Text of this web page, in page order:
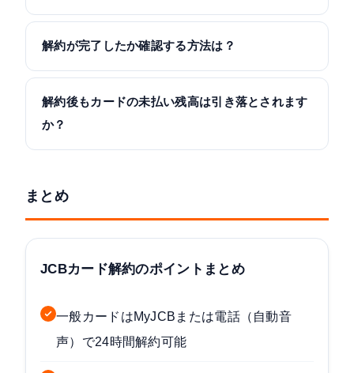
解約が完了したか確認する方法は？
解約後もカードの未払い残高は引き落とされます
か？
まとめ
JCBカード解約のポイントまとめ
一般カードはMyJCBまたは電話（自動音
声）で24時間解約可能